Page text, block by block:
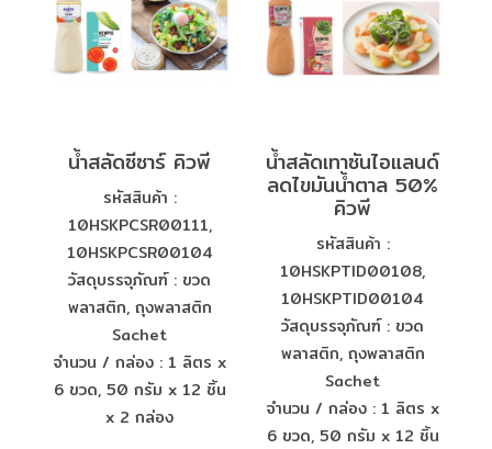
น้ำสลัดซีซาร์ คิวพี
รหัสสินค้า :
10HSKPCSR00111,
10HSKPCSR00104
วัสดุบรรจุภัณฑ์ : ขวด
พลาสติก, ถุงพลาสติก
Sachet
จำนวน / กล่อง : 1 ลิตร x
6 ขวด, 50 กรัม x 12 ชิ้น
x 2 กล่อง
น้ำสลัดเทาซันไอแลนด์
ลดไขมันน้ำตาล 50%
คิวพี
รหัสสินค้า :
10HSKPTID00108,
10HSKPTID00104
วัสดุบรรจุภัณฑ์ : ขวด
พลาสติก, ถุงพลาสติก
Sachet
จำนวน / กล่อง : 1 ลิตร x
6 ขวด, 50 กรัม x 12 ชิ้น